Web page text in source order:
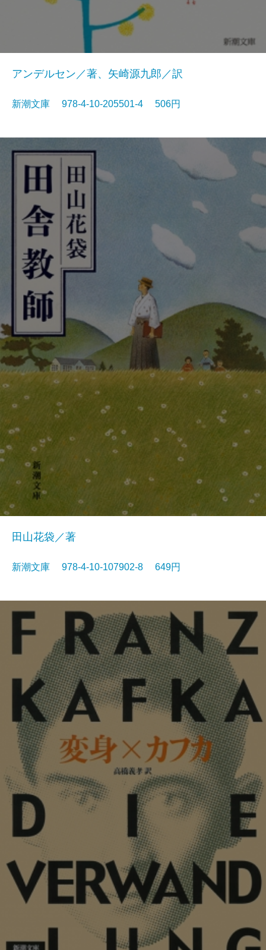
アンデルセン／著、矢崎源九郎／訳
新潮文庫 978-4-10-205501-4 506円
田山花袋／著
新潮文庫 978-4-10-107902-8 649円